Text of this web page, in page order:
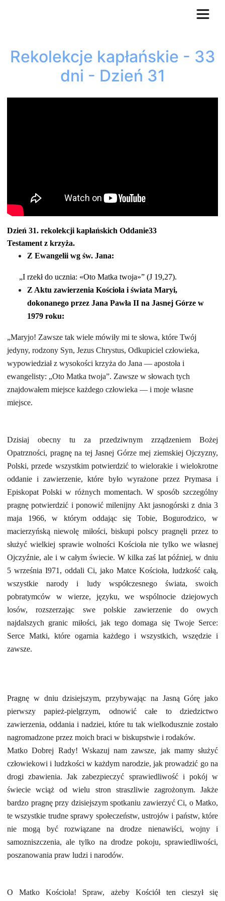
Rekolekcje kapłańskie - 33
dni - Dzień 31
Dzień 31. rekolekcji kapłańskich Oddanie33
Testament z krzyża.
Z Ewangelii wg św. Jana:
„I rzekł do ucznia: «Oto Matka twoja»” (J 19,27).
Z Aktu zawierzenia Kościoła i świata Maryi,
dokonanego przez Jana Pawła II na Jasnej Górze w
1979 roku:
„Maryjo! Zawsze tak wiele mówiły mi te słowa, które Twój
jedyny, rodzony Syn, Jezus Chrystus, Odkupiciel człowieka,
wypowiedział z wysokości krzyża do Jana — apostoła i
ewangelisty: „Oto Matka twoja”. Zawsze w słowach tych
znajdowałem miejsce każdego człowieka — i moje własne
miejsce.
Dzisiaj obecny tu za przedziwnym zrządzeniem Bożej
Opatrzności, pragnę na tej Jasnej Górze mej ziemskiej Ojczyzny,
Polski, przede wszystkim potwierdzić to wielorakie i wielokrotne
oddanie i zawierzenie, które było wyrażone przez Prymasa i
Episkopat Polski w różnych momentach. W sposób szczególny
pragnę potwierdzić i ponowić milenijny Akt jasnogórski z dnia 3
maja 1966, w którym oddając się Tobie, Bogurodzico, w
macierzyńską niewolę miłości, biskupi polscy pragnęli przez to
służyć wielkiej sprawie wolności Kościoła nie tylko we własnej
Ojczyźnie, ale i w całym świecie. W kilka zaś lat później, w dniu
5 września I971, oddali Ci, jako Matce Kościoła, ludzkość całą,
wszystkie narody i ludy współczesnego świata, swoich
pobratymców w wierze, języku, we wspólnocie dziejowych
losów, rozszerzając swe polskie zawierzenie do owych
najdalszych granic miłości, jak tego domaga się Twoje Serce:
Serce Matki, które ogarnia każdego i wszystkich, wszędzie i
zawsze.
Pragnę w dniu dzisiejszym, przybywając na Jasną Górę jako
pierwszy papież-pielgrzym, odnowić całe to dziedzictwo
zawierzenia, oddania i nadziei, które tu tak wielkodusznie zostało
nagromadzone przez moich braci w biskupstwie i rodaków.
Matko Dobrej Rady! Wskazuj nam zawsze, jak mamy służyć
człowiekowi i ludzkości w każdym narodzie, jak prowadzić go na
drogi zbawienia. Jak zabezpieczyć sprawiedliwość i pokój w
świecie wciąż od wielu stron straszliwie zagrożonym. Jakże
bardzo pragnę przy dzisiejszym spotkaniu zawierzyć Ci, o Matko,
te wszystkie trudne sprawy społeczeństw, ustrojów i państw, które
nie mogą być rozwiązane na drodze nienawiści, wojny i
samozniszczenia, ale tylko na drodze pokoju, sprawiedliwości,
poszanowania praw ludzi i narodów.
O Matko Kościoła! Spraw, ażeby Kościół ten cieszył się